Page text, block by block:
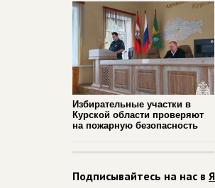
Избирательные участки в
Курской области проверяют
на пожарную безопасность
Подписывайтесь на нас в